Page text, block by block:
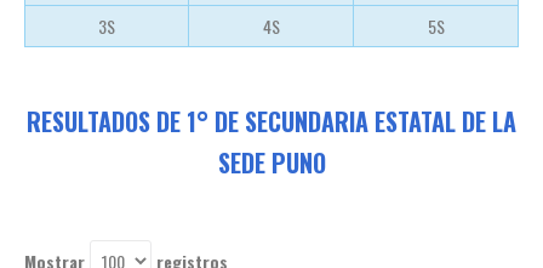
3S
4S 5S
RESULTADOS DE 1° DE SECUNDARIA ESTATAL DE LA
SEDE PUNO
Mostrar registros